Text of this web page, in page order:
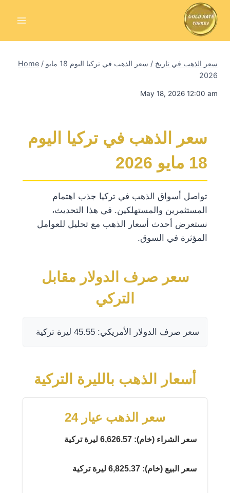
Home / سعر الذهب في تاريخ /
سعر الذهب في تركيا اليوم 18 مايو
2026
May 18, 2026 12:00 am
سعر الذهب في تركيا اليوم
18 مايو 2026
تواصل أسواق الذهب في تركيا جذب اهتمام
المستثمرين والمستهلكين. في هذا التحديث،
نستعرض أحدث أسعار الذهب مع تحليل للعوامل
المؤثرة في السوق.
سعر صرف الدولار مقابل
التركي
سعر صرف الدولار الأمريكي: 45.55 ليرة تركية
أسعار الذهب بالليرة التركية
سعر الذهب عيار 24
سعر الشراء (خام): 6,626.57 ليرة تركية
سعر البيع (خام): 6,825.37 ليرة تركية